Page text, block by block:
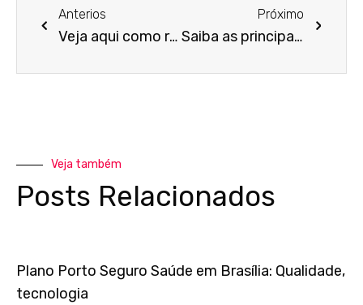
Anterios
Veja aqui como realizar o planejamento tributário da sua empresa para o próximo ano
Próximo
Saiba as principais características da DIRF para a sua empresa
Veja também
Posts Relacionados
Plano Porto Seguro Saúde em Brasília: Qualidade,
tecnologia